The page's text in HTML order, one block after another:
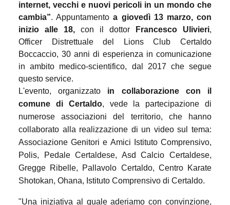
internet, vecchi e nuovi pericoli in un mondo che
cambia”. Appuntamentoa giovedì 13 marzo, con
inizio alle 18, con il dottor Francesco Ulivieri,
Officer Distrettuale del Lions Club Certaldo
Boccaccio, 30 anni di esperienza in comunicazione
in ambito medico-scientifico, dal 2017 che segue
questo service.
L'evento, organizzato in collaborazione con il
comune di Certaldo, vede la partecipazione di
numerose associazioni del territorio, che hanno
collaborato alla realizzazione di un video sul tema:
Associazione Genitori e Amici Istituto Comprensivo,
Polis, Pedale Certaldese, Asd Calcio Certaldese,
Gregge Ribelle, Pallavolo Certaldo, Centro Karate
Shotokan, Ohana, Istituto Comprensivo di Certaldo.
"Una iniziativa al quale aderiamo con convinzione,